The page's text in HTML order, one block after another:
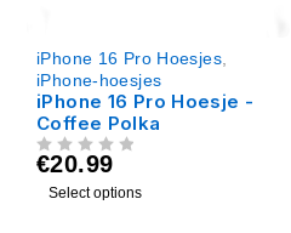
iPhone 16 Pro Hoesjes,
iPhone-hoesjes
iPhone 16 Pro Hoesje -
Coffee Polka
€20.99
Select options